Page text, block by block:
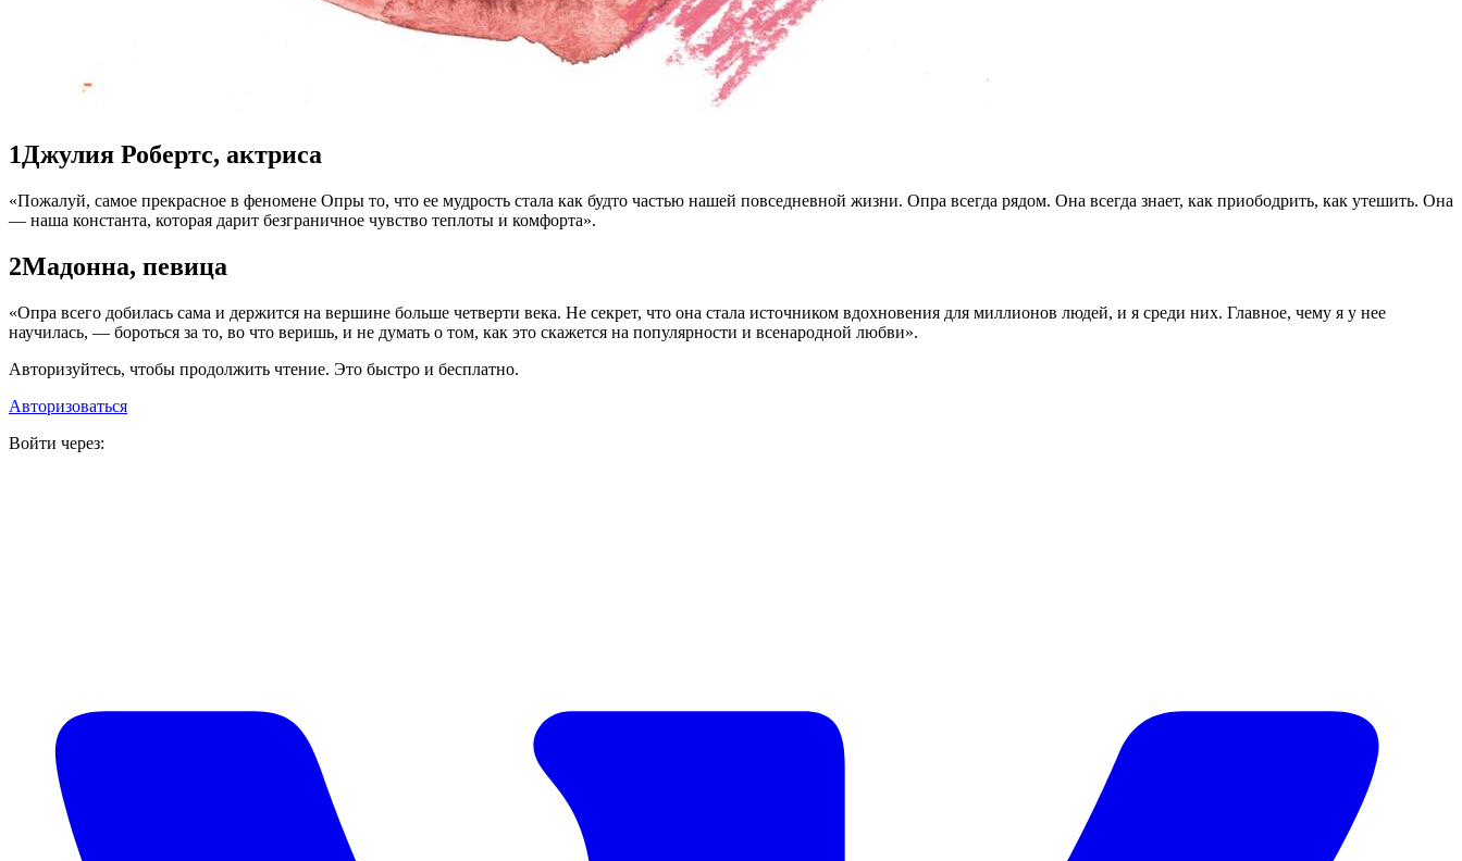
1Джулия Робертс, актриса
«Пожалуй, самое прекрасное в феномене Опры то, что ее мудрость стала как будто частью нашей повседневной жизни. Опра всегда рядом. Она всегда знает, как приободрить, как утешить. Она
— наша константа, которая дарит безграничное чувство теплоты и комфорта».
2Мадонна, певица
«Опра всего добилась сама и держится на вершине больше четверти века. Не секрет, что она стала источником вдохновения для миллионов людей, и я среди них. Главное, чему я у нее
научилась, — бороться за то, во что веришь, и не думать о том, как это скажется на популярности и всенародной любви».
Авторизуйтесь, чтобы продолжить чтение. Это быстро и бесплатно.
Авторизоваться
Войти через: